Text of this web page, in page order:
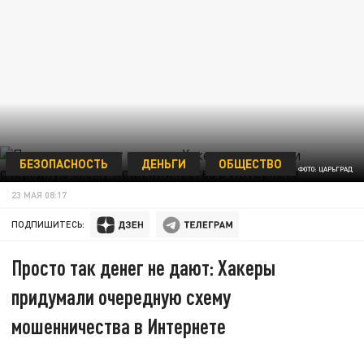
ФОТО: ЦАРЬГРАД
БЕЗОПАСНОСТЬ ДЕНЬГИ ОБЩЕСТВО
23 МАЯ 08:17
ПОДПИШИТЕСЬ:
Просто так денег не дают: Хакеры
придумали очередную схему
мошенничества в Интернете